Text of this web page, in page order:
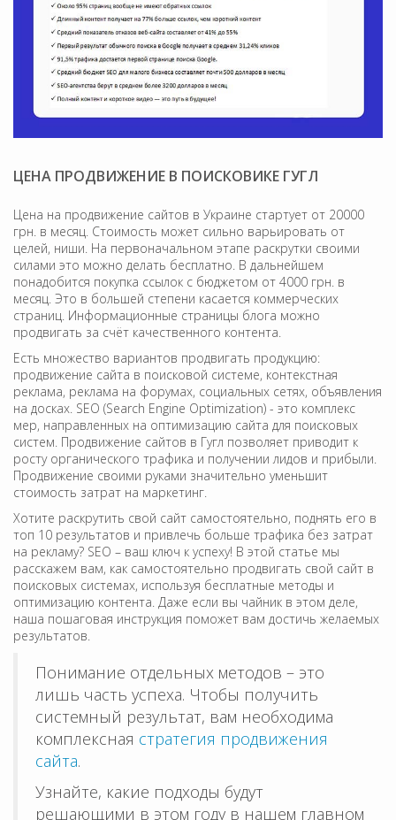
ЦЕНА ПРОДВИЖЕНИЕ В ПОИСКОВИКЕ ГУГЛ
Цена на продвижение сайтов в Украине стартует от 20000
грн. в месяц. Стоимость может сильно варьировать от
целей, ниши. На первоначальном этапе раскрутки своими
силами это можно делать бесплатно. В дальнейшем
понадобится покупка ссылок с бюджетом от 4000 грн. в
месяц. Это в большей степени касается коммерческих
страниц. Информационные страницы блога можно
продвигать за счёт качественного контента.
Есть множество вариантов продвигать продукцию:
продвижение сайта в поисковой системе, контекстная
реклама, реклама на форумах, социальных сетях, объявления
на досках. SEO (Search Engine Optimization) - это комплекс
мер, направленных на оптимизацию сайта для поисковых
систем. Продвижение сайтов в Гугл позволяет приводит к
росту органического трафика и получении лидов и прибыли.
Продвижение своими руками значительно уменьшит
стоимость затрат на маркетинг.
Хотите раскрутить свой сайт самостоятельно, поднять его в
топ 10 результатов и привлечь больше трафика без затрат
на рекламу? SEO – ваш ключ к успеху! В этой статье мы
расскажем вам, как самостоятельно продвигать свой сайт в
поисковых системах, используя бесплатные методы и
оптимизацию контента. Даже если вы чайник в этом деле,
наша пошаговая инструкция поможет вам достичь желаемых
результатов.
Понимание отдельных методов – это
лишь часть успеха. Чтобы получить
системный результат, вам необходима
комплексная стратегия продвижения
сайта.
Узнайте, какие подходы будут
решающими в этом году в нашем главном